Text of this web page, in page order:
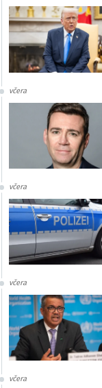
včera
včera
včera
včera